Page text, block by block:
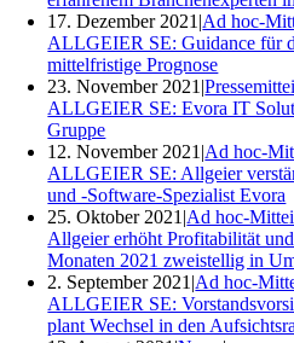
17. Dezember 2021 |Ad hoc-
ALLGEIER SE: Guidance für
mittelfristige Prognose
23. November 2021 |
ALLGEIER SE: Evora IT
Gruppe
12. November 2021 |Ad hoc-
ALLGEIER SE: Allgeier
und -Software-Spezialist Evora
25. Oktober 2021 |Ad hoc-
Allgeier erhöht Profitabilität
Monaten 2021 zweistellig in
2. September 2021 |Ad hoc-
ALLGEIER SE:
plant Wechsel in den